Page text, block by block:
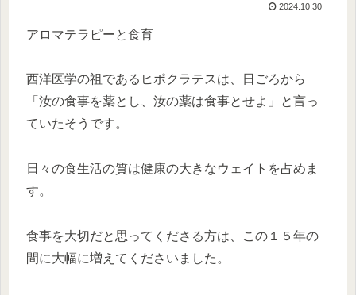
2024.10.30
アロマテラピーと食育
西洋医学の祖であるヒポクラテスは、日ごろから
「汝の食事を薬とし、汝の薬は食事とせよ」と言っ
ていたそうです。
日々の食生活の質は健康の大きなウェイトを占めま
す。
食事を大切だと思ってくださる方は、この１５年の
間に大幅に増えてくださいました。